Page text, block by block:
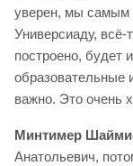
уверен, мы самым
Универсиаду, всё-
построено, будет
образовательные
важно. Это очень
Минтимер
Анатольевич,